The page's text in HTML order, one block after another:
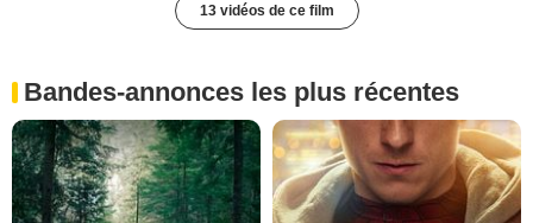
13 vidéos de ce film
Bandes-annonces les plus récentes